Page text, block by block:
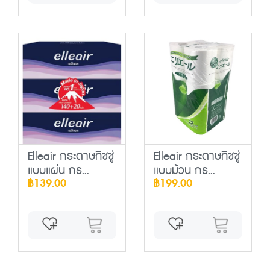
Elleair กระดาษทิชชู่
แบบแผ่น กร...
฿139.00
Elleair กระดาษทิชชู่
แบบม้วน กร...
฿199.00